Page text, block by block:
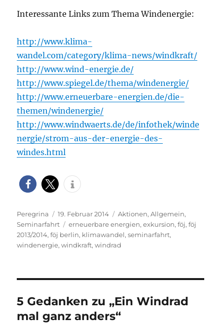
Interessante Links zum Thema Windenergie:
http://www.klima-
wandel.com/category/klima-news/windkraft/
http://www.wind-energie.de/
http://www.spiegel.de/thema/windenergie/
http://www.erneuerbare-energien.de/die-
themen/windenergie/
http://www.windwaerts.de/de/infothek/winde
nergie/strom-aus-der-energie-des-
windes.html
Autor
Peregrina
Veröffentlicht
am
19. Februar 2014 Kategorien
Aktionen,Allgemein,
Seminarfahrt
Schlagwörter
erneuerbare energien,exkursion,föj,föj
2013/2014,föj berlin, klimawandel,seminarfahrt,
windenergie,windkraft,windrad
5 Gedanken zu „Ein Windrad
mal ganz anders“